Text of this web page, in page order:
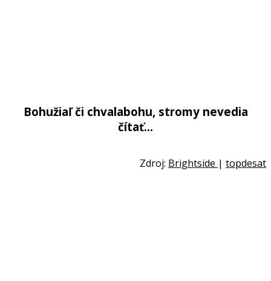
Bohužiaľ či chvalabohu, stromy nevedia
čítať…
Zdroj: Brightside | topdesat